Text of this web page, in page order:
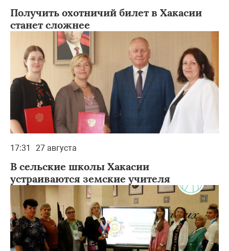
Получить охотничий билет в Хакасии
станет сложнее
17:31 27 августа
В сельские школы Хакасии
устраиваются земские учителя